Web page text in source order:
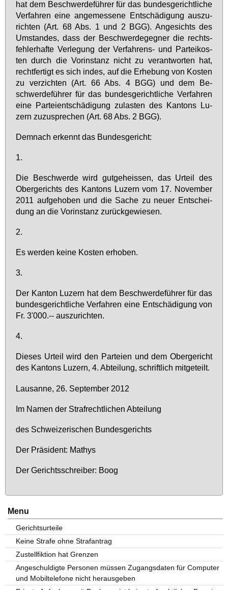
hat dem Be­schwer­de­füh­rer für das bun­des­ge­richt­li­che
Ver­fah­ren ei­ne an­ge­mes­se­ne Ent­schä­di­gung aus­zu­
rich­ten (Art. 68 Abs. 1 und 2 BGG). An­ge­sichts des
Um­stan­des, dass der Be­schwer­de­geg­ner die rechts­
feh­ler­haf­te Ver­le­gung der Ver­fah­rens- und Par­tei­kos­
ten durch die Vor­in­stanz nicht zu ver­ant­wor­ten hat,
recht­fer­tigt es sich in­des, auf die Er­he­bung von Kos­ten
zu ver­zich­ten (Art. 66 Abs. 4 BGG) und dem Be­
schwer­de­füh­rer für das bun­des­ge­richt­li­che Ver­fah­ren
ei­ne Par­tei­ent­schä­di­gung zu­las­ten des Kan­tons Lu­
zern zu­zu­spre­chen (Art. 68 Abs. 2 BGG).
Dem­nach er­kennt das Bun­des­ge­richt:
1.
Die Be­schwer­de wird gut­ge­heis­sen, das Ur­teil des
Ober­ge­richts des Kan­tons Lu­zern vom 17. No­vem­ber
2011 auf­ge­ho­ben und die Sa­che zu neu­er Ent­schei­
dung an die Vor­in­stanz zu­rück­ge­wie­sen.
2.
Es wer­den kei­ne Kos­ten er­ho­ben.
3.
Der Kan­ton Lu­zern hat dem Be­schwer­de­füh­rer für das
bun­des­ge­richt­li­che Ver­fah­ren ei­ne Ent­schä­di­gung von
Fr. 3'000.-- aus­zu­rich­ten.
4.
Die­ses Ur­teil wird den Par­tei­en und dem Ober­ge­richt
des Kan­tons Lu­zern, 4. Ab­tei­lung, schrift­lich mit­ge­teilt.
Lau­sanne, 26. Sep­tem­ber 2012
Im Na­men der Straf­recht­li­chen Ab­tei­lung
des Schwei­ze­ri­schen Bun­des­ge­richts
Der Prä­si­dent: Ma­thys
Der Ge­richts­schrei­ber: Boog
Menu
Gerichtsurteile
Keine Strafe ohne Strafantrag
Zustellfiktion hat Grenzen
Angeschuldigte Personen müssen Zugangsdaten für Computer
und Mobiltelefone nicht herausgeben